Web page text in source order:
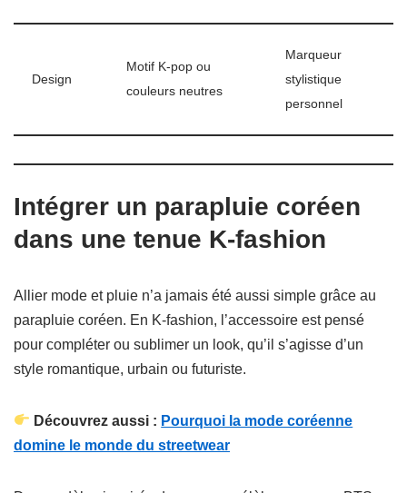
Design
Motif K-pop ou
couleurs neutres
Marqueur
stylistique
personnel
Intégrer un parapluie coréen
dans une tenue K-fashion
Allier mode et pluie n’a jamais été aussi simple grâce au
parapluie coréen. En K-fashion, l’accessoire est pensé
pour compléter ou sublimer un look, qu’il s’agisse d’un
style romantique, urbain ou futuriste.
Découvrez aussi : Pourquoi la mode coréenne
domine le monde du streetwear